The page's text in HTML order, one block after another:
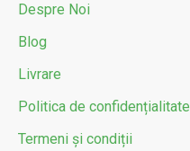
Despre Noi
Blog
Livrare
Politica de confidențialitate
Termeni și condiții